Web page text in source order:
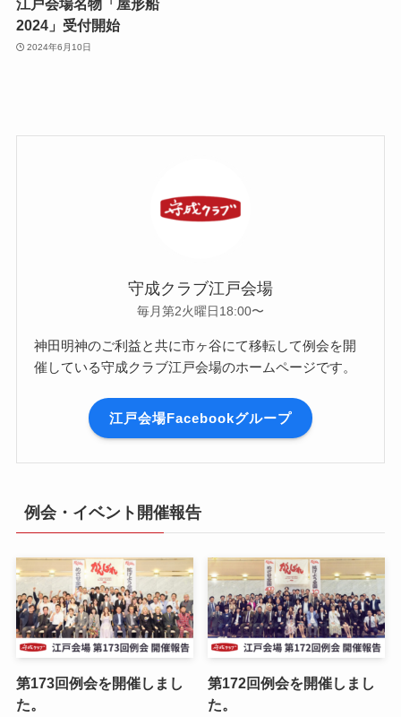
江戸会場名物「屋形船
2024」受付開始
2024年6月10日
守成クラブ江戸会場
毎月第2火曜日18:00〜
神田明神のご利益と共に市ヶ谷にて移転して例会を開
催している守成クラブ江戸会場のホームページです。
江戸会場Facebookグループ
例会・イベント開催報告
第173回例会を開催しまし
た。
第172回例会を開催しまし
た。